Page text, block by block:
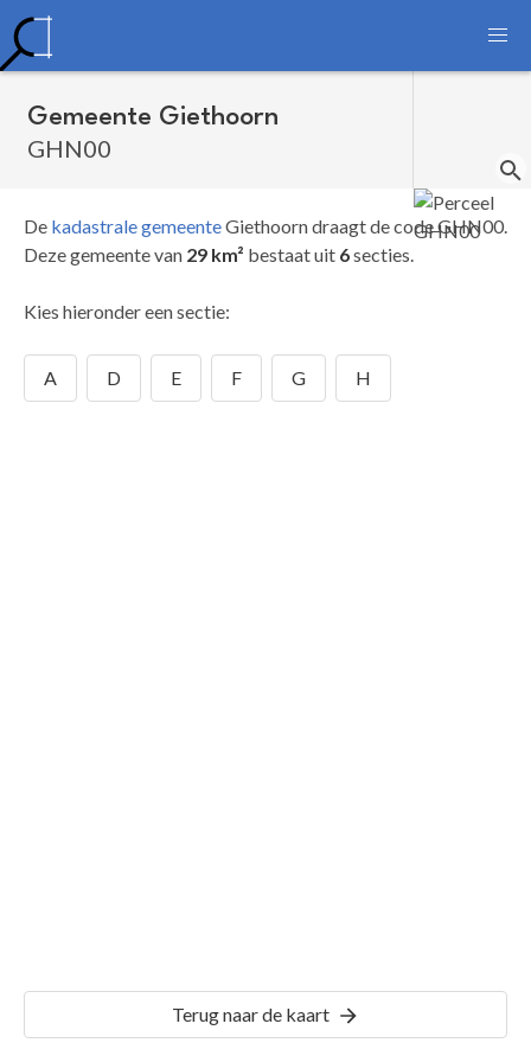
Gemeente Giethoorn
GHN00
De kadastrale gemeenteGiethoorn draagt de code GHN00.
Deze gemeente van 29 km² bestaat uit 6secties.
Kies hieronder een sectie:
A D E F G H
Terug naar de kaart
GHN00